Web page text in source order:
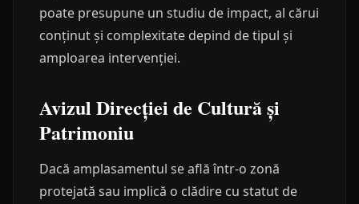
poate presupune un studiu de impact, al cărui
conținut și complexitate depind de tipul și
amploarea intervenției.
Avizul Direcției de Cultură și
Patrimoniu
Dacă amplasamentul se află într-o zonă
protejată sau implică o clădire cu statut de